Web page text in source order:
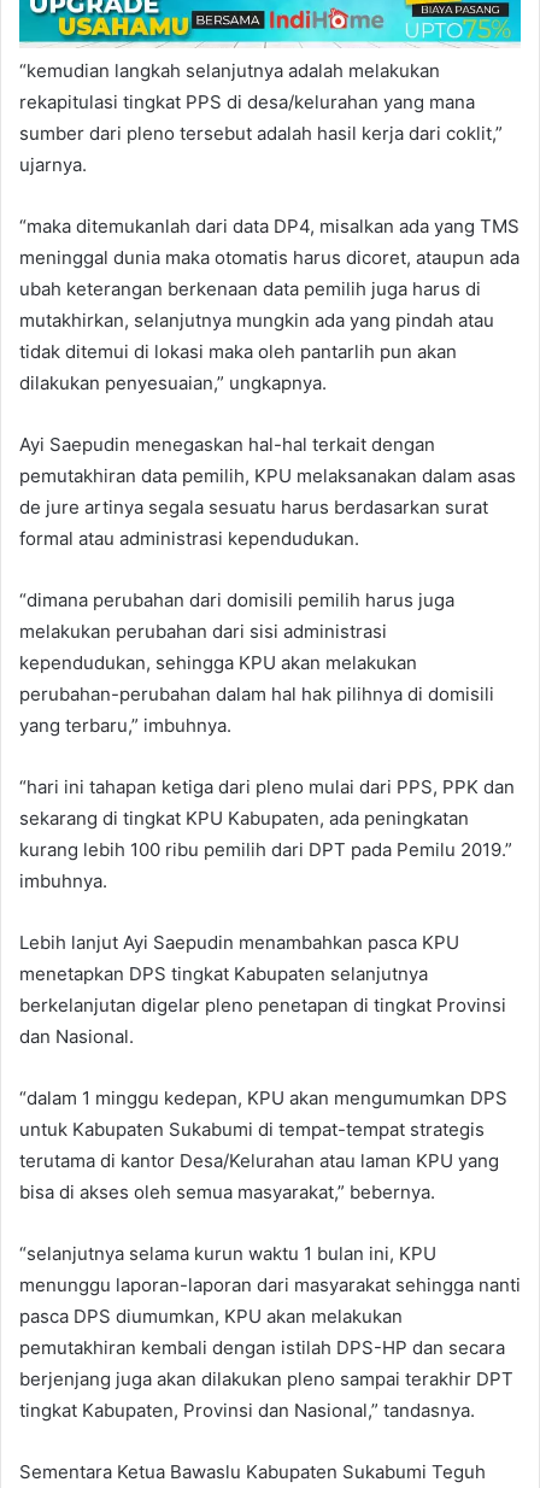
“kemudian langkah selanjutnya adalah melakukan
rekapitulasi tingkat PPS di desa/kelurahan yang mana
sumber dari pleno tersebut adalah hasil kerja dari coklit,”
ujarnya.
“maka ditemukanlah dari data DP4, misalkan ada yang TMS
meninggal dunia maka otomatis harus dicoret, ataupun ada
ubah keterangan berkenaan data pemilih juga harus di
mutakhirkan, selanjutnya mungkin ada yang pindah atau
tidak ditemui di lokasi maka oleh pantarlih pun akan
dilakukan penyesuaian,” ungkapnya.
Ayi Saepudin menegaskan hal-hal terkait dengan
pemutakhiran data pemilih, KPU melaksanakan dalam asas
de jure artinya segala sesuatu harus berdasarkan surat
formal atau administrasi kependudukan.
“dimana perubahan dari domisili pemilih harus juga
melakukan perubahan dari sisi administrasi
kependudukan, sehingga KPU akan melakukan
perubahan-perubahan dalam hal hak pilihnya di domisili
yang terbaru,” imbuhnya.
“hari ini tahapan ketiga dari pleno mulai dari PPS, PPK dan
sekarang di tingkat KPU Kabupaten, ada peningkatan
kurang lebih 100 ribu pemilih dari DPT pada Pemilu 2019.”
imbuhnya.
Lebih lanjut Ayi Saepudin menambahkan pasca KPU
menetapkan DPS tingkat Kabupaten selanjutnya
berkelanjutan digelar pleno penetapan di tingkat Provinsi
dan Nasional.
“dalam 1 minggu kedepan, KPU akan mengumumkan DPS
untuk Kabupaten Sukabumi di tempat-tempat strategis
terutama di kantor Desa/Kelurahan atau laman KPU yang
bisa di akses oleh semua masyarakat,” bebernya.
“selanjutnya selama kurun waktu 1 bulan ini, KPU
menunggu laporan-laporan dari masyarakat sehingga nanti
pasca DPS diumumkan, KPU akan melakukan
pemutakhiran kembali dengan istilah DPS-HP dan secara
berjenjang juga akan dilakukan pleno sampai terakhir DPT
tingkat Kabupaten, Provinsi dan Nasional,” tandasnya.
Sementara Ketua Bawaslu Kabupaten Sukabumi Teguh